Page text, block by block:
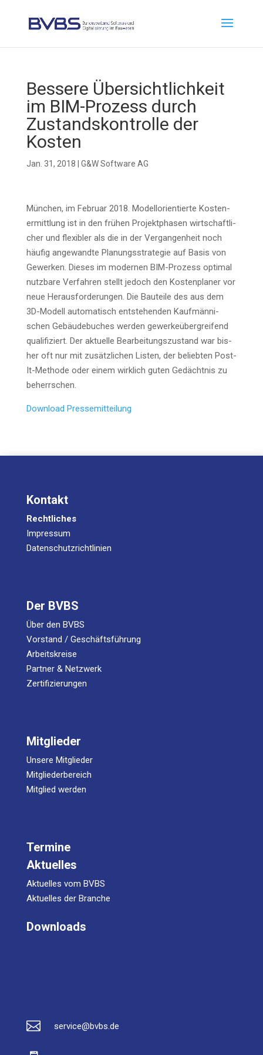
Bes­se­re Über­sicht­lich­keit
im BIM-Pro­zess durch
Zustands­kon­trol­le der
Kosten
Jan. 31, 2018 G&W Software AG
Mün­chen, im Febru­ar 2018. Modell­ori­en­tier­te Kos­ten­
er­mitt­lung ist in den frü­hen Pro­jekt­pha­sen wirt­schaft­li­
cher und fle­xi­bler als die in der Ver­gan­gen­heit noch
häu­fig ange­wand­te Pla­nungs­stra­te­gie auf Basis von
Gewer­ken. Die­ses im moder­nen BIM-Pro­zess opti­mal
nutz­ba­re Ver­fah­ren stellt jedoch den Kos­ten­pla­ner vor
neue Her­aus­for­de­run­gen. Die Bau­tei­le des aus dem
3D-Modell auto­ma­tisch ent­ste­hen­den Kauf­män­ni­
schen Gebäu­de­bu­ches wer­den gewer­ke­über­grei­fend
qua­li­fi­ziert. Der aktu­el­le Bear­bei­tungs­zu­stand war bis­
her oft nur mit zusätz­li­chen Lis­ten, der belieb­ten Post-
It-Metho­de oder einem wirk­lich guten Gedächt­nis zu
beherrschen.
Down­load Pressemitteilung
Kontakt
Rechtliches
Impressum
Datenschutzrichtlinien
Der BVBS
Über den BVBS
Vorstand / Geschäftsführung
Arbeitskreise
Partner & Netzwerk
Zertifizierungen
Mitglieder
Unsere Mitglieder
Mitgliederbereich
Mitglied werden
Termine
Aktuelles
Aktuelles vom BVBS
Aktuelles der Branche
Downloads
 service@bvbs.de